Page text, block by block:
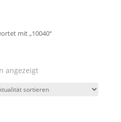
mit „10040“
angezeigtNach
sortiert